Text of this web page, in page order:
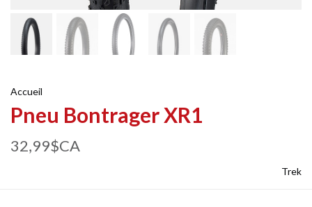
Accueil
Pneu Bontrager XR1
32,99$CA
Trek